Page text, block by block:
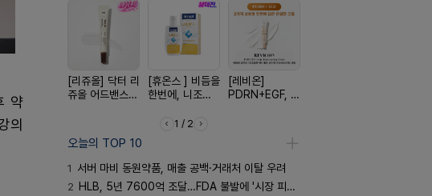
약
의
정
[리쥬올] 닥터 리
쥬올 어드밴스드
[휴온스 ] 비듬을
한번에, 니조랄
[레비온]
PDRN+EGF, 레
1 / 2
오늘의 TOP 10
1 서버 마비 동원약품, 매출 공백·거래처 이탈 우려
2 HLB, 5년 7600억 조달…FDA 불발에 '시장 피로감'